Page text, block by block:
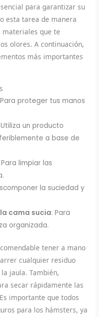
para garantizar su
esta tarea de manera
que te
olores. A continuación,
más importantes
proteger tus manos
Utiliza un producto
a base de
Para limpiar las
la suciedad y
cama sucia: Para
organizada.
tener a mano
cualquier residuo
jaula. También,
secar rápidamente las
importante que todos
para los hámsters, ya